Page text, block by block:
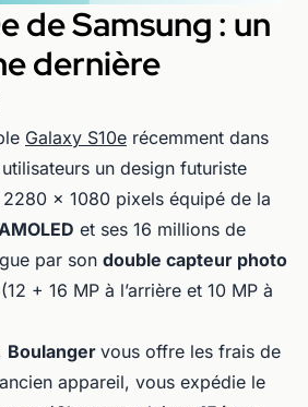
de Samsung : un
dernière
Galaxy S10e récemment dans
un design futuriste
x 1080 pixels équipé de la
et ses 16 millions de
par son double capteur photo
(12 + 16 MP à l’arrière et 10 MP à
Boulanger vous offre les frais de
appareil, vous expédie le